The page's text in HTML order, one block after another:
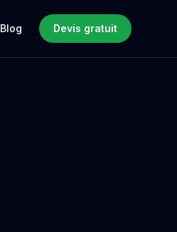
Blog Devis gratuit